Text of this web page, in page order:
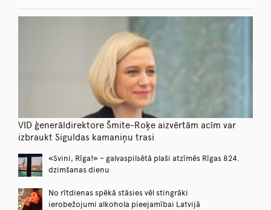
VID ģenerāldirektore Šmite-Roķe aizvērtām acīm var
izbraukt Siguldas kamaniņu trasi
«Svini, Rīga!» – galvaspilsētā plaši atzīmēs Rīgas 824.
dzimšanas dienu
No rītdienas spēkā stāsies vēl stingrāki
ierobežojumi alkohola pieejamībai Latvijā